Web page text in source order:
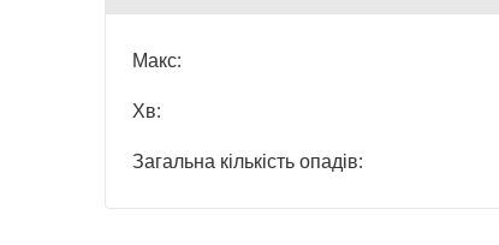
Макс:
Хв:
Загальна кількість опадів: